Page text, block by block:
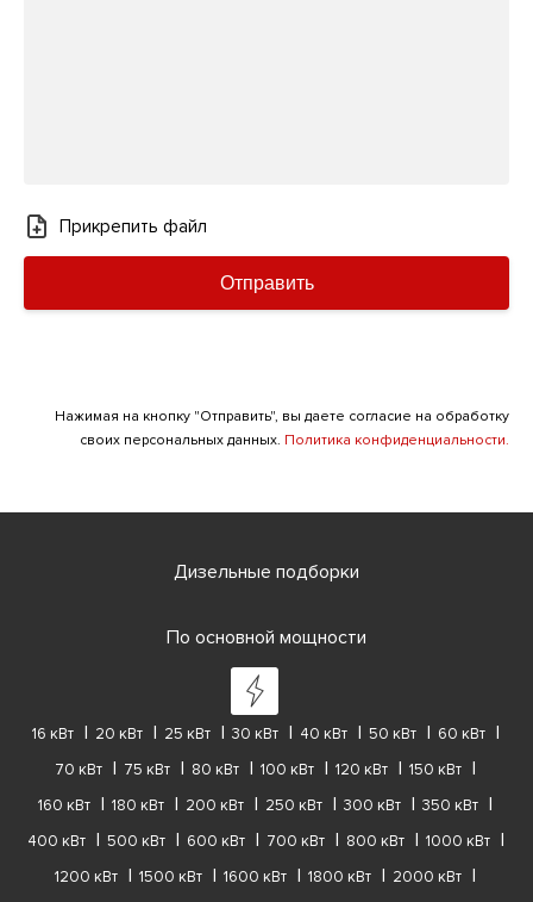
Прикрепить файл
Отправить
Нажимая на кнопку "Отправить", вы даете согласие на обработку
своих персональных данных. Политика конфиденциальности.
Дизельные подборки
По основной мощности
16 кВт 20 кВт 25 кВт 30 кВт 40 кВт 50 кВт
60 кВт
70 кВт
75 кВт 80 кВт 100 кВт 120 кВт
150 кВт
160 кВт
180 кВт 200 кВт 250 кВт 300 кВт
350 кВт
400 кВт
500 кВт 600 кВт 700 кВт 800 кВт
1000 кВт
1200 кВт
1500 кВт 1600 кВт 1800 кВт
2000 кВт